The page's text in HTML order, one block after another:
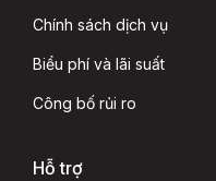
Chính sách dịch vụ
Biểu phí và lãi suất
Công bố rủi ro
Hỗ trợ